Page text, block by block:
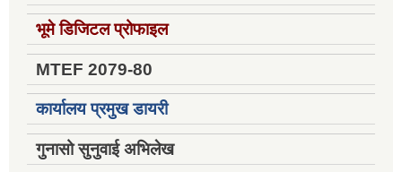
भूमे डिजिटल प्रोफाइल
MTEF 2079-80
कार्यालय प्रमुख डायरी
गुनासो सुनुवाई अभिलेख